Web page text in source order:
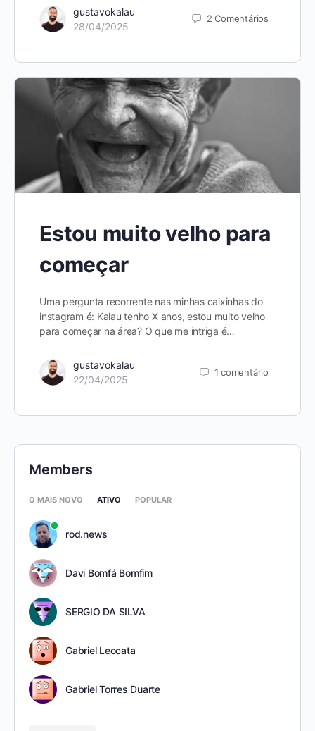
gustavokalau
28/04/2025
2Comentários
Estou muito velho para
começar
Uma pergunta recorrente nas minhas caixinhas do
instagram é: Kalau tenho X anos, estou muito velho
para começar na área? O que me intriga é…
gustavokalau
22/04/2025
1comentário
Members
O MAIS NOVO ATIVO POPULAR
rod.news
Davi Bomfá Bomfim
SERGIO DA SILVA
Gabriel Leocata
Gabriel Torres Duarte